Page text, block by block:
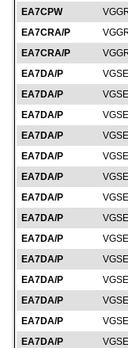
EA7CPW
EA7CRA/P
EA7CRA/P
EA7DA/P
EA7DA/P
EA7DA/P
EA7DA/P
EA7DA/P
EA7DA/P
EA7DA/P
EA7DA/P
EA7DA/P
EA7DA/P
EA7DA/P
EA7DA/P
EA7DA/P
EA7DA/P